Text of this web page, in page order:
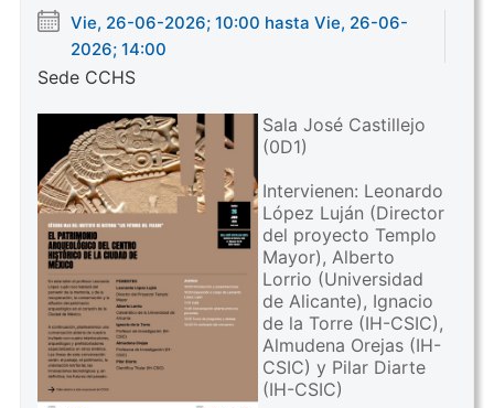
Vie, 26-06-2026; 10:00 hasta Vie, 26-06-
2026; 14:00
Sede CCHS
Sala José Castillejo
(0D1)
Intervienen: Leonardo
López Luján (Director
del proyecto Templo
Mayor), Alberto
Lorrio (Universidad
de Alicante), Ignacio
de la Torre (IH-CSIC),
Almudena Orejas (IH-
CSIC) y Pilar Diarte
(IH-CSIC)